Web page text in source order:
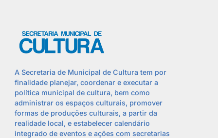
A Secretaria de Municipal de Cultura tem por
finalidade planejar, coordenar e executar a
política municipal de cultura, bem como
administrar os espaços culturais, promover
formas de produções culturais, a partir da
realidade local, e estabelecer calendário
integrado de eventos e ações com secretarias